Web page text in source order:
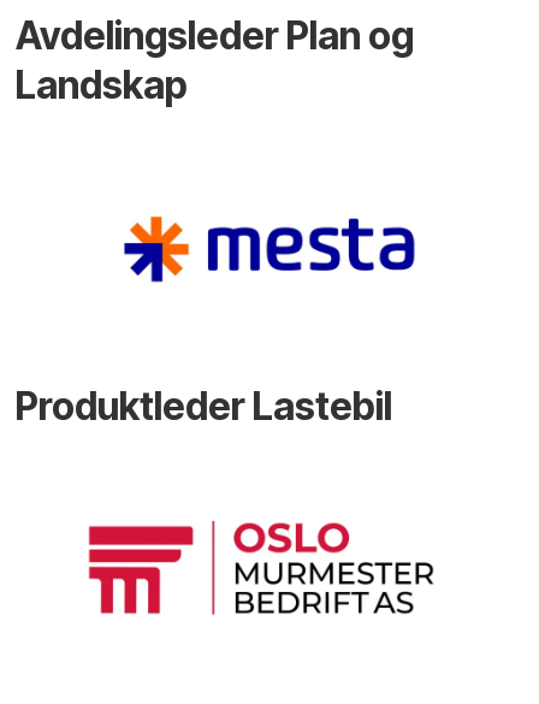
Avdelingsleder Plan og
Landskap
Produktleder Lastebil